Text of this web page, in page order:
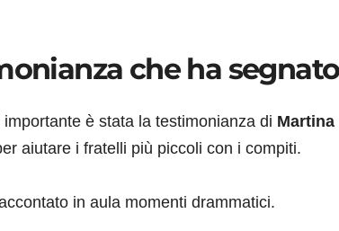
che ha
è stata la testimonianza di Martina
aiutare i fratelli più piccoli con i compiti.
in aula momenti drammatici.